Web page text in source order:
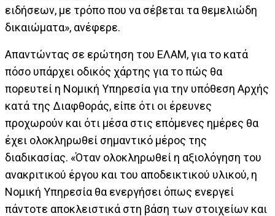
ειδήσεων, με τρόπο που να σέβεται τα θεμελιώδη
δικαιώματα», ανέφερε.
Απαντώντας σε ερώτηση του ΕΛΑΜ, για το κατά
πόσο υπάρχει οδικός χάρτης για το πώς θα
πορευτεί η Νομική Υπηρεσία για την υπόθεση Αρχής
κατά της Διαφθοράς, είπε ότι οι έρευνες
προχωρούν και ότι μέσα στις επόμενες ημέρες θα
έχει ολοκληρωθεί σημαντικό μέρος της
διαδικασίας. «Όταν ολοκληρωθεί η αξιολόγηση του
ανακριτικού έργου και του αποδεικτικού υλικού, η
Νομική Υπηρεσία θα ενεργήσει όπως ενεργεί
πάντοτε αποκλειστικά στη βάση των στοιχείων και